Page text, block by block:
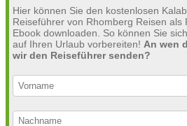
Hier können Sie den kostenlosen
Reiseführer von Rhomberg Reisen als
Ebook downloaden. So können Sie
auf Ihren Urlaub vorbereiten! An wen
wir den Reiseführer senden?